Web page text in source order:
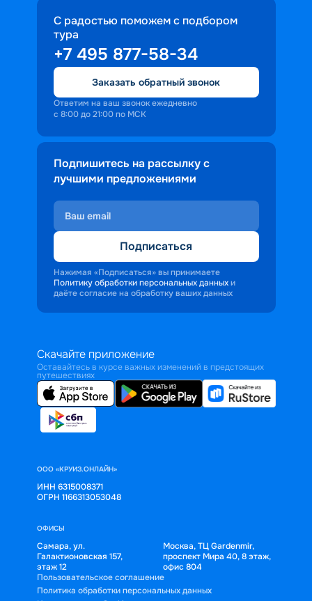
С радостью поможем с подбором
тура
+7 495 877-58-34
Заказать обратный звонок
Ответим на ваш звонок ежедневно
с 8:00 до 21:00 по МСК
Подпишитесь на рассылку с
лучшими предложениями
Подписаться
Нажимая «Подписаться» вы принимаете
Политику обработки персональных данных и
даёте согласие на обработку ваших данных
Скачайте приложение
Оставайтесь в курсе важных изменений в предстоящих
путешествиях
ООО «КРУИЗ.ОНЛАЙН»
ИНН 6315008371
ОГРН 1166313053048
ОФИСЫ
Самара, ул.
Галактионовская 157,
этаж 12
Москва, ТЦ Gardenmir,
проспект Мира 40, 8 этаж,
офис 804
Пользовательское соглашение
Политика обработки персональных данных